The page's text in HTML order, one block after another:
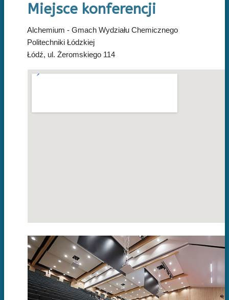
Miejsce konferencji
Alchemium - Gmach Wydziału Chemicznego
Politechniki Łódzkiej
Łódź, ul. Żeromskiego 114